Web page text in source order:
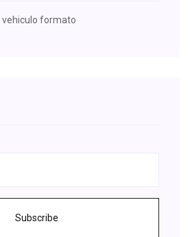
vehiculo formato
Subscribe